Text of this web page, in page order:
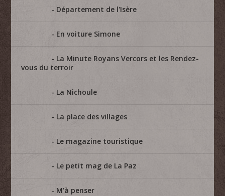
Département de l'Isère
En voiture Simone
La Minute Royans Vercors et les Rendez-
vous du terroir
La Nichoule
La place des villages
Le magazine touristique
Le petit mag de La Paz
M'à penser